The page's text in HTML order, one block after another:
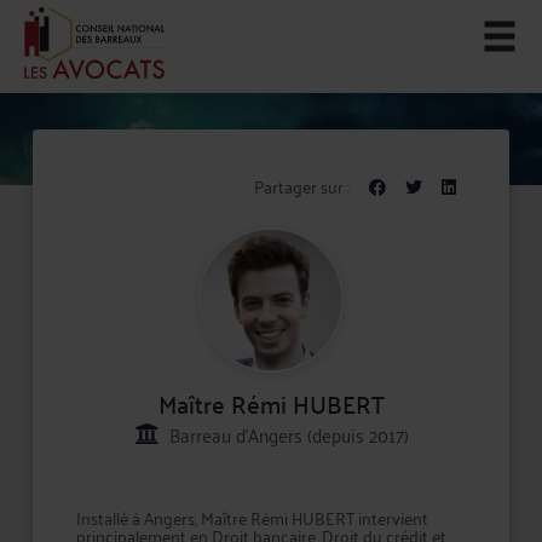
Partager sur :
Maître Rémi HUBERT
Barreau d'Angers (depuis 2017)
Installé à Angers, Maître Rémi HUBERT intervient
principalement en Droit bancaire, Droit du crédit et